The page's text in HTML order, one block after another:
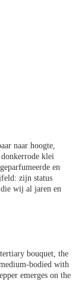
naar hoogte,
klei
en
zijn status
wij al jaren en
bouquet, the
bodied with
emerges on the